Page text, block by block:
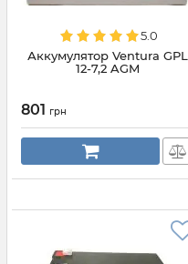
5.0
Аккумулятор Ventura GPL
12-7,2 AGM
801 грн